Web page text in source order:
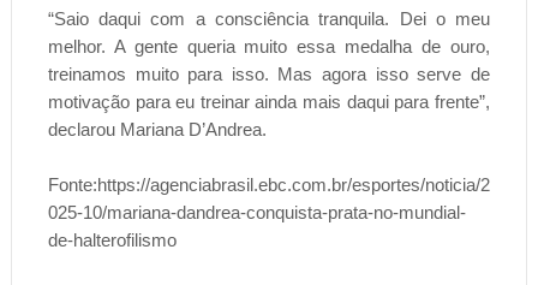
“Saio daqui com a consciência tranquila. Dei o meu
melhor. A gente queria muito essa medalha de ouro,
treinamos muito para isso. Mas agora isso serve de
motivação para eu treinar ainda mais daqui para frente”,
declarou Mariana D’Andrea.
Fonte:https://agenciabrasil.ebc.com.br/esportes/noticia/2
025-10/mariana-dandrea-conquista-prata-no-mundial-
de-halterofilismo